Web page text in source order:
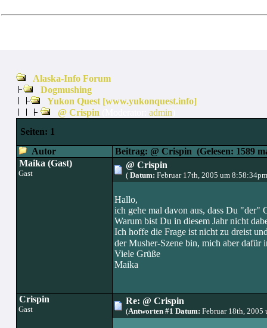
Alaska-Info Forum
Dogmushing
Yukon Quest [www.yukonquest.info]
@ Crispin
admin
Seiten: 1
Autor
Beitrag: @ Crispin (Gelesen: 1589
Maika (Gast)
Gast
@ Crispin
(Datum: Februar 17th, 2005 um
Hallo,
ich gehe mal davon aus, dass Du "der"
Warum bist Du in diesem Jahr nicht
Ich hoffe die Frage ist nicht zu dreist
der Musher-Szene bin, mich aber dafür
Viele Grüße
Maika
Crispin
Gast
Re: @ Crispin
(Antworten #1 Datum: Februar 18th, 2005